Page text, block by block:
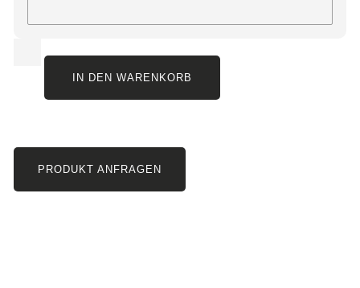
IN DEN WARENKORB
PRODUKT ANFRAGEN